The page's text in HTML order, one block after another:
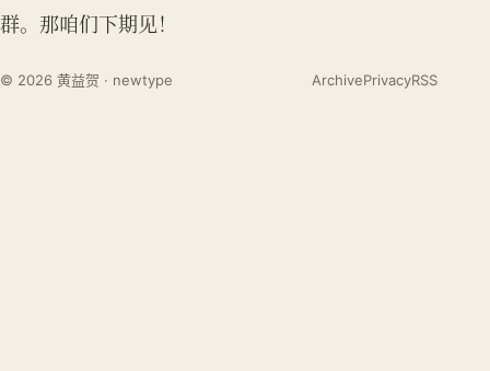
群。那咱们下期见！
© 2026 黄益贺 · newtype ArchivePrivacyRSS